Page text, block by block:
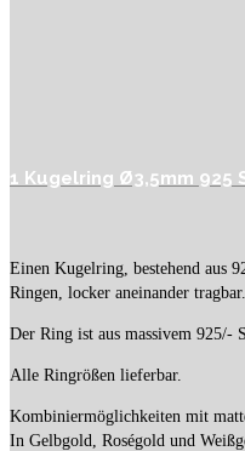
1 Kugelring Ø3,5mm 925
Einen Kugelring, bestehend aus
Ringen, locker aneinander tragbar.
Der Ring ist aus massivem 925/-
Alle Ringrößen lieferbar.
Kombiniermöglichkeiten mit
In Gelbgold, Roségold und